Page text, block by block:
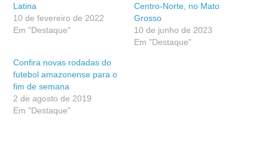
Latina
10 de fevereiro de 2022
Em "Destaque"
Centro-Norte, no Mato
Grosso
10 de junho de 2023
Em "Destaque"
Confira novas rodadas do
futebol amazonense para o
fim de semana
2 de agosto de 2019
Em "Destaque"